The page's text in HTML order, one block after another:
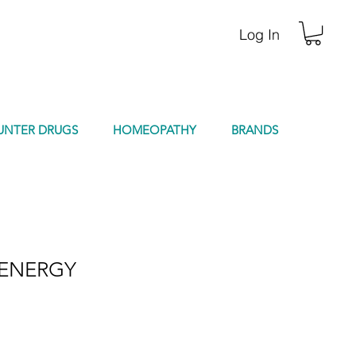
Log In
DRUGS HOMEOPATHY BRANDS